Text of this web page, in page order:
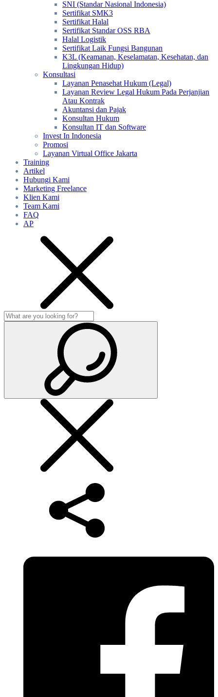
SNI (Standar Nasional Indonesia)
Sertifikat SMK3
Sertifikat Halal
Sertifikat Standar OSS RBA
Halal Logistik
Sertifikat Laik Fungsi Bangunan
K3L (Keamanan, Keselamatan, Kesehatan, dan
Lingkungan Hidup)
Konsultasi
Layanan Penasehat Hukum (Legal)
Layanan Review Legal Hukum Pada Perjanjian
Atau Kontrak
Akuntansi dan Pajak
Konsultan Hukum
Konsultan IT dan Software
Invest In Indonesia
Promosi
Layanan Virtual Office Jakarta
Training
Artikel
Hubungi Kami
Marketing Freelance
Klien Kami
Team Kami
FAQ
AP